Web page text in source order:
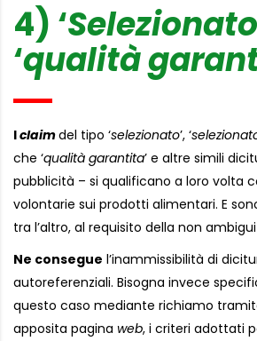
4) ‘Selezionato
‘qualità
Iclaimdel tipo ‘selezionato’, ‘
che ‘qualità garantita’ e altre simili
pubblicità – si qualificano a loro volta
volontarie sui prodotti alimentari. E
tra l’altro, al requisito della non
Ne consegue l’inammissibilità di
autoreferenziali. Bisogna invece
questo caso mediante richiamo
apposita pagina web, i criteri adottati